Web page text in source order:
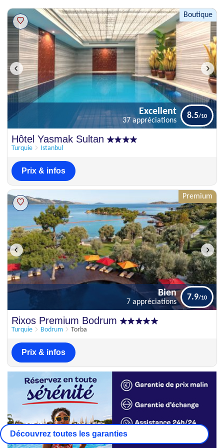
Boutique
Hôtel Yasmak Sultan
Turquie Istanbul
Excellent
37 appréciations
8.5
Prix & infos
Premium
Rixos Premium Bodrum
Turquie Bodrum Torba
Bien
7 appréciations
7.9
Prix & infos
Découvrez toutes les garanties